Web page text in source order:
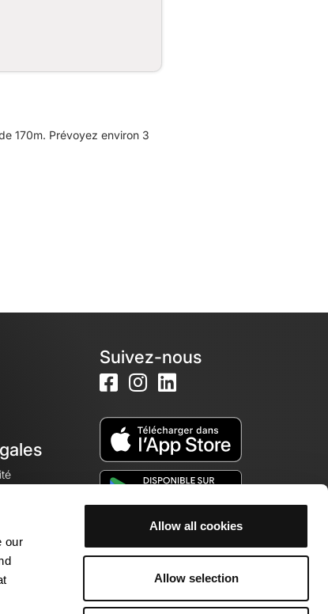
our
Allow all cookies
Allow selection
170m. Prévoyez environ 3
Suivez-nous